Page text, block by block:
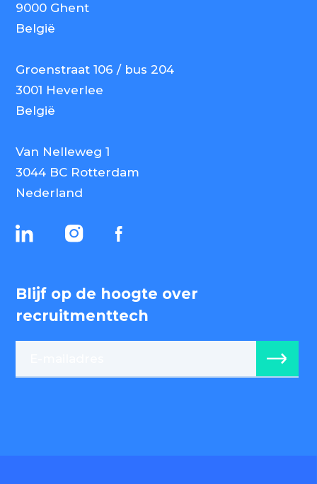
Blijf op de hoogte over
recruitmenttech
9000 Ghent
België
Groenstraat 106 / bus 204
3001 Heverlee
België
Van Nelleweg 1
3044 BC Rotterdam
Nederland